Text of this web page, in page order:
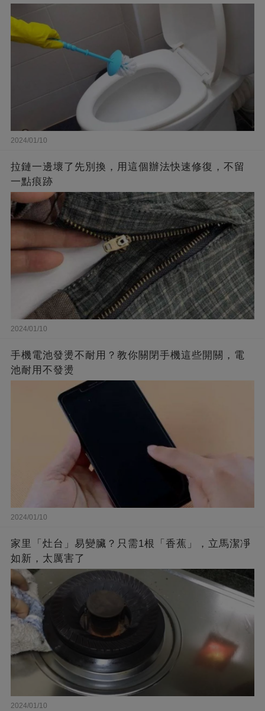
2024/01/10
拉鏈一邊壞了先別換，用這個辦法快速修復，不留
一點痕跡
2024/01/10
手機電池發燙不耐用？教你關閉手機這些開關，電
池耐用不發燙
2024/01/10
家里「灶台」易變臟？只需1根「香蕉」，立馬潔凈
如新，太厲害了
2024/01/10